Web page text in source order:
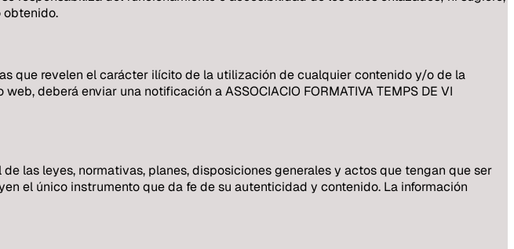
obtenido.
que revelen el carácter ilícito de la utilización de cualquier contenido y/o de la
deberá enviar una notificación a ASSOCIACIO FORMATIVA TEMPS DE VI
las leyes, normativas, planes, disposiciones generales y actos que tengan que ser
el único instrumento que da fe de su autenticidad y contenido. La información